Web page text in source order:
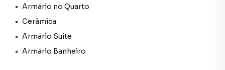
Entre em contato e agende uma visita.
Armário no Quarto
Cerâmica
Armário Suíte
Armário Banheiro